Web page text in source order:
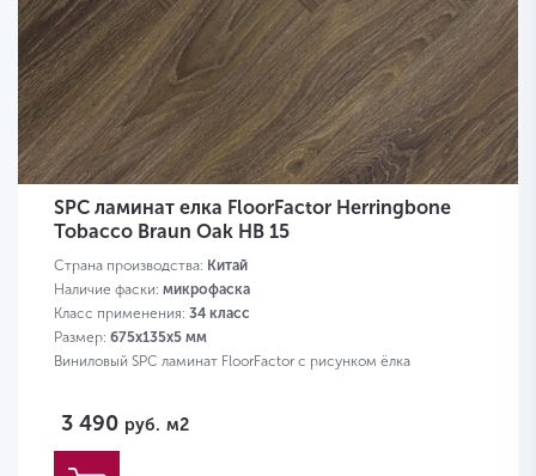
SPC ламинат елка FloorFactor Herringbone
Tobacco Braun Oak HB 15
Страна производства: Китай
Наличие фаски: микрофаска
Класс применения: 34 класс
Размер: 675х135х5 мм
Виниловый SPC ламинат FloorFactor с рисунком ёлка
3 490 руб. м2